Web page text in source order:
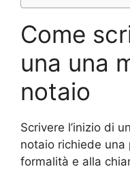
Come
una una
notaio
Scrivere l’inizio di
notaio richiede
formalità e alla